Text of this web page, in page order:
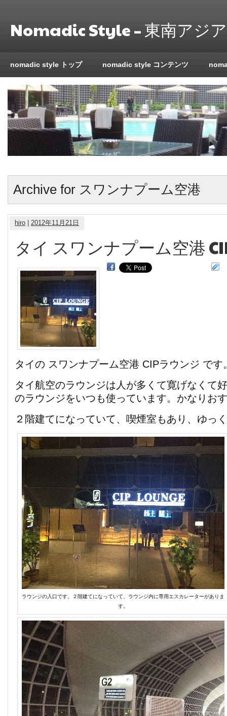
Nomadic Style – 東南アジ
nomadic style トップ nomadic style コンテンツ
Archive for スワンナプーム空港
hiro 2012年11月21日
タイ スワンナプーム空港
タイの スワンナプーム空港 CIPラウンジ です
タイ航空のラウンジは人が多くて寛げなくて
のラウンジをいつも使っています。かなりお
２階建てになっていて、喫煙室もあり、ゆっ
ラウンジの入口です。２階建てになっていて、ラウンジ内に専用エスカレーターがありま
す。